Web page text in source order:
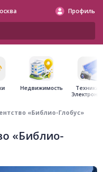
Профиль
Недвижимость
Техника
«Библио-Глобус»
«Библио-